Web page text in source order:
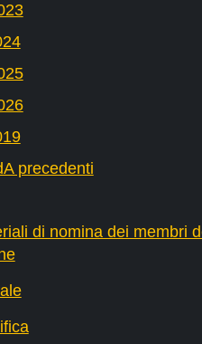
precedenti
di nomina dei membri